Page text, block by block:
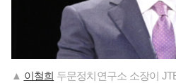
▲ 이철희 두문정치연구소 소장이